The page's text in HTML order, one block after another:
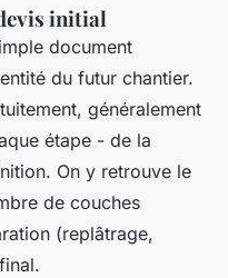
initial
document
du futur chantier.
généralement
étape - de la
On y retrouve le
de couches
(replâtrage,